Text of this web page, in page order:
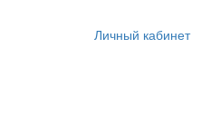
Личный кабинет